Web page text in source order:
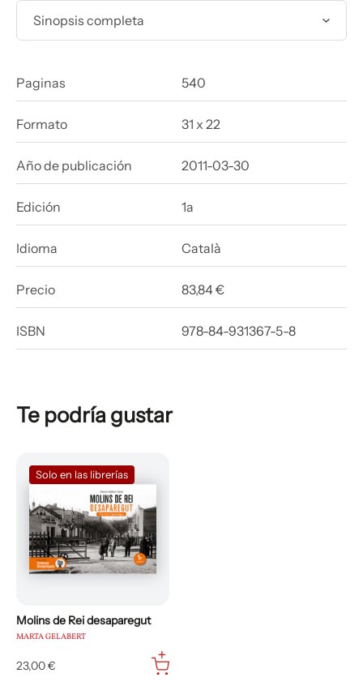
Sinopsis completa
Paginas 540
Formato 31 x 22
Año de publicación 2011-03-30
Edición 1a
Idioma Català
Precio 83,84 €
ISBN 978-84-931367-5-8
Te podría gustar
Solo en las librerías
Molins de Rei desaparegut
MARTA GELABERT
23,00 €